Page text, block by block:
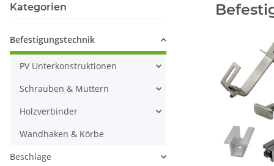
Kategorien
Befestigungstechnik
PV Unterkonstruktionen
Schrauben & Muttern
Holzverbinder
Wandhaken & Körbe
Beschläge